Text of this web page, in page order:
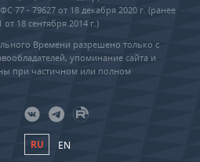
- 79627 от 18 декабря 2020 г. (ранее
18 сентября 2014 г.)
Времени разрешено только с
упоминание сайта и
при частичном или полном
RU EN